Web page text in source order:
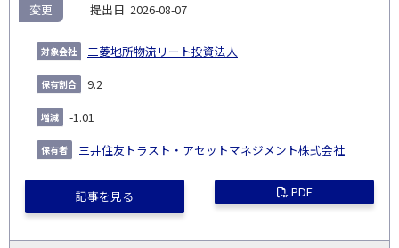
2026-08-07
三菱地所物流リート投資法人
変更
9.2
-1.01
三井住友トラスト・アセットマネジメント株式会社
記事を見る PDF